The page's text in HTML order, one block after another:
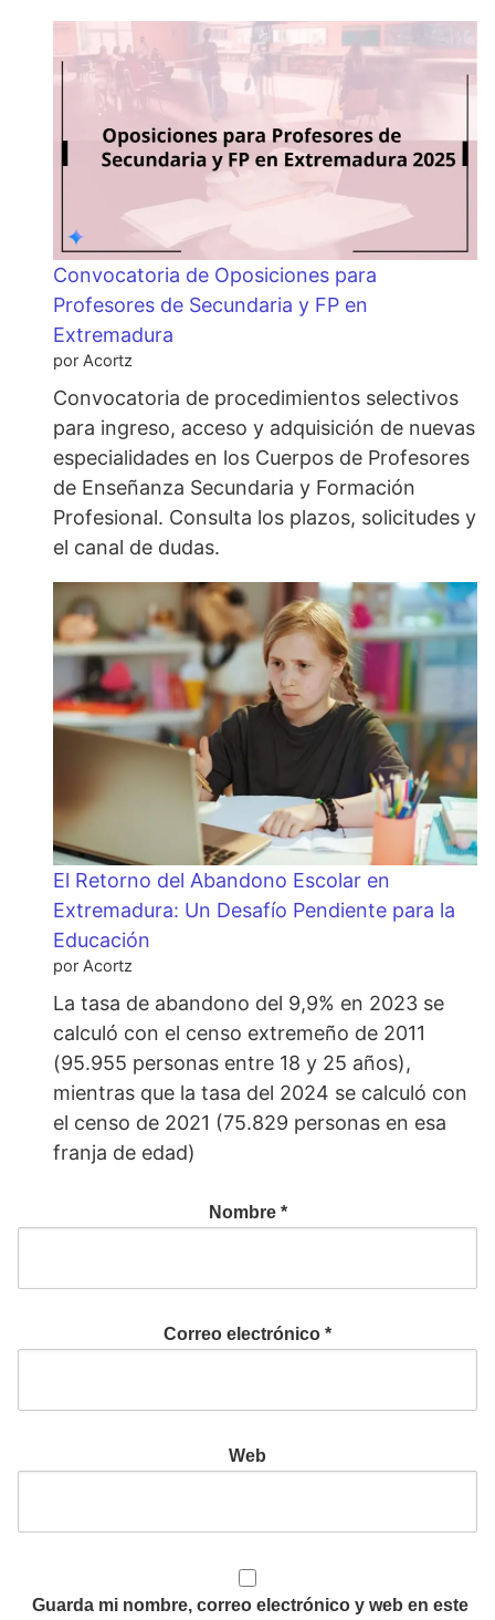
Convocatoria de Oposiciones para
Profesores de Secundaria y FP en
Extremadura
por Acortz
Convocatoria de procedimientos selectivos
para ingreso, acceso y adquisición de nuevas
especialidades en los Cuerpos de Profesores
de Enseñanza Secundaria y Formación
Profesional. Consulta los plazos, solicitudes y
el canal de dudas.
El Retorno del Abandono Escolar en
Extremadura: Un Desafío Pendiente para la
Educación
por Acortz
La tasa de abandono del 9,9% en 2023 se
calculó con el censo extremeño de 2011
(95.955 personas entre 18 y 25 años),
mientras que la tasa del 2024 se calculó con
el censo de 2021 (75.829 personas en esa
franja de edad)
Nombre *
Correo electrónico *
Web
Guarda mi nombre, correo electrónico y web en este